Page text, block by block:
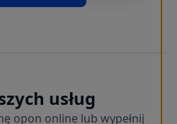
usług
opon online lub wypełnij